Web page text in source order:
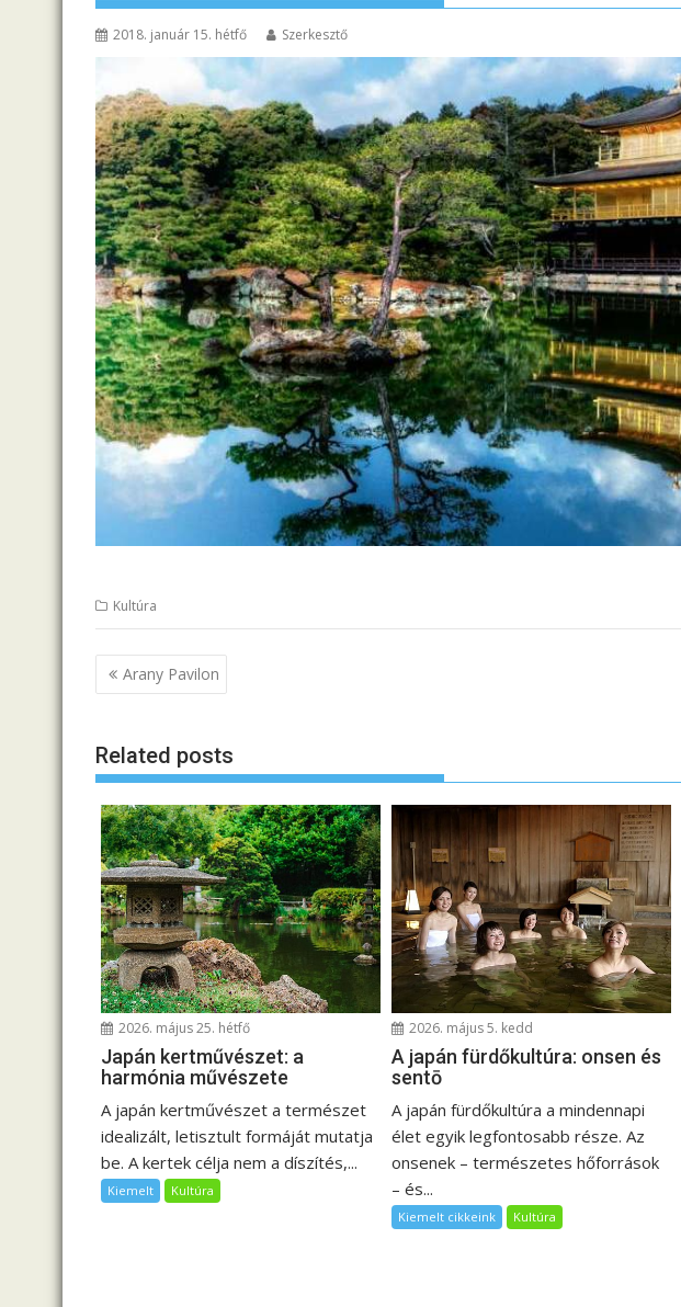
2018. január 15. hétfő Szerkesztő
Kultúra
B
e
e
g
y
z
é
s
n
a
v
i
g
á
c
i
ó
Arany Pavilon
Related posts
2026. május 25. hétfő
Japán kertművészet: a
harmónia művészete
A japán kertművészet a természet
idealizált, letisztult formáját mutatja
be. A kertek célja nem a díszítés,...
Kiemelt Kultúra
2026. május 5. kedd
A japán fürdőkultúra: onsen és
sentō
A japán fürdőkultúra a mindennapi
élet egyik legfontosabb része. Az
onsenek – természetes hőforrások
– és...
Kiemelt cikkeink Kultúra